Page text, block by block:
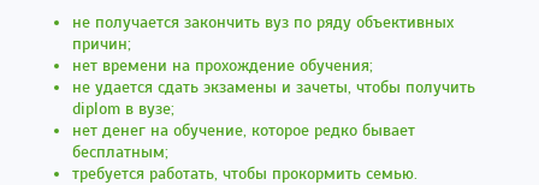
не получается закончить вуз по ряду объективных
причин;
нет времени на прохождение обучения;
не удается сдать экзамены и зачеты, чтобы получить
diplom в вузе;
нет денег на обучение, которое редко бывает
бесплатным;
требуется работать, чтобы прокормить семью.